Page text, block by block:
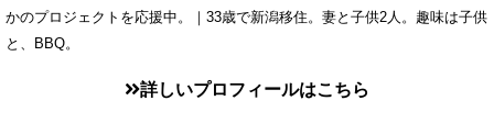
かのプロジェクトを応援中。｜33歳で新潟移住。妻と子供2人。趣味は子供
と、BBQ。
詳しいプロフィールはこちら